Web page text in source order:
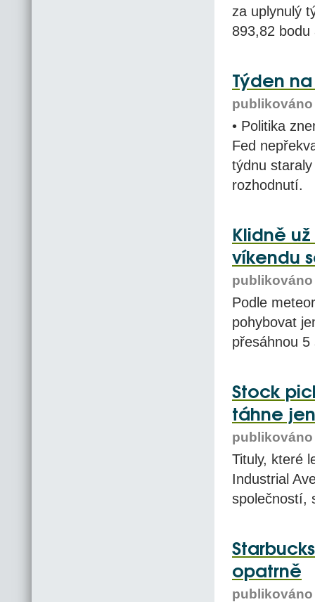
za uplynulý
893,82
Týden
publikováno
• Politika
Fed
týdnu
rozhodnutí.
Klidně
víkendu
publikováno
Podle
pohybovat
přesáhnou
Stock
táhne
publikováno
Tituly, které
Industrial
společností,
opatrně
publikováno